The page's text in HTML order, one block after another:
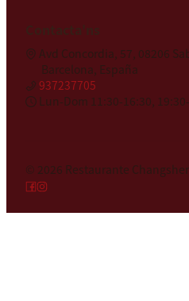
Avd Concordia, 57, 08206
Barcelona, España
937237705
Lun-Dom 11:30-16:30,
© 2026 Restaurante